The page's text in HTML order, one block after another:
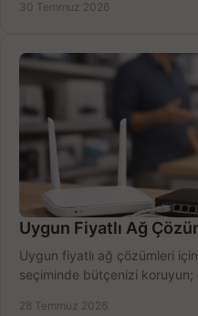
30 Temmuz 2026
Uygun Fiyatlı Ağ
Uygun fiyatlı ağ çözümleri
seçiminde bütçenizi
28 Temmuz 2026